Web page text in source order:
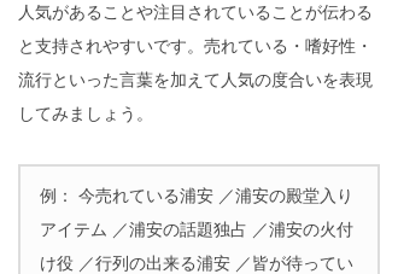
人気があることや注目されていることが伝わる
と支持されやすいです。売れている・嗜好性・
流行といった言葉を加えて人気の度合いを表現
してみましょう。
例： 今売れている浦安 ／浦安の殿堂入り
アイテム ／浦安の話題独占 ／浦安の火付
け役 ／行列の出来る浦安 ／皆が待ってい